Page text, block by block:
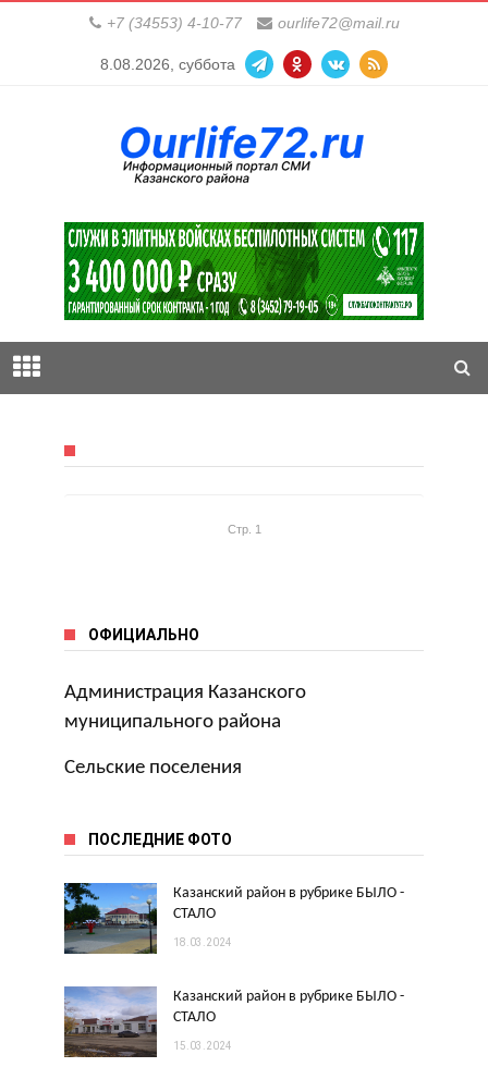
+7 (34553) 4-10-77 ourlife72@mail.ru
8.08.2026, суббота
Стр. 1
ОФИЦИАЛЬНО
Администрация Казанского
муниципального района
Сельские поселения
ПОСЛЕДНИЕ ФОТО
Казанский район в рубрике БЫЛО -
СТАЛО
18.03.2024
Казанский район в рубрике БЫЛО -
СТАЛО
15.03.2024